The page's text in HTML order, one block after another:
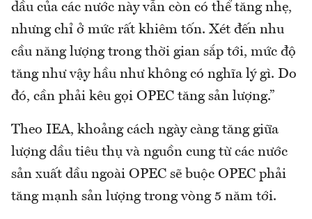
dầu của các nước này vẫn còn có thể tăng nhẹ,
nhưng chỉ ở mức rất khiêm tốn. Xét đến nhu
cầu năng lượng trong thời gian sắp tới, mức độ
tăng như vậy hầu như không có nghĩa lý gì. Do
đó, cần phải kêu gọi OPEC tăng sản lượng.”
Theo IEA, khoảng cách ngày càng tăng giữa
lượng dầu tiêu thụ và nguồn cung từ các nước
sản xuất dầu ngoài OPEC sẽ buộc OPEC phải
tăng mạnh sản lượng trong vòng 5 năm tới.